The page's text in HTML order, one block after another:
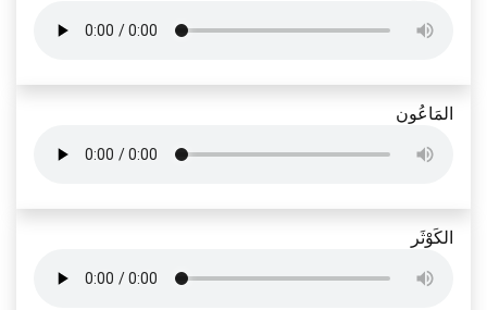
المَاعُون
الكَوْثَر